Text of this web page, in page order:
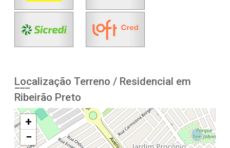
Localização Terreno / Residencial em
Ribeirão Preto
+
−